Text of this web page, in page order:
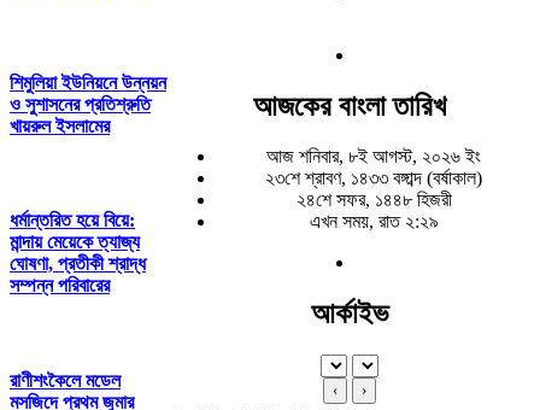
শিমুলিয়া ইউনিয়নে উন্নয়ন
ও সুশাসনের প্রতিশ্রুতি
খায়রুল ইসলামের
ধর্মান্তরিত হয়ে বিয়ে:
মান্দায় মেয়েকে ত্যাজ্য
ঘোষণা, প্রতীকী শ্রাদ্ধ
সম্পন্ন পরিবারের
রাণীশংকৈলে মডেল
মসজিদে প্রথম জুমার
আজকের বাংলা তারিখ
আজ শনিবার, ৮ই আগস্ট, ২০২৬ ইং
২৩শে শ্রাবণ, ১৪৩৩ বঙ্গাব্দ (বর্ষাকাল)
২৪শে সফর, ১৪৪৮ হিজরী
এখন সময়, রাত ২:২৯
আর্কাইভ
‹ ›